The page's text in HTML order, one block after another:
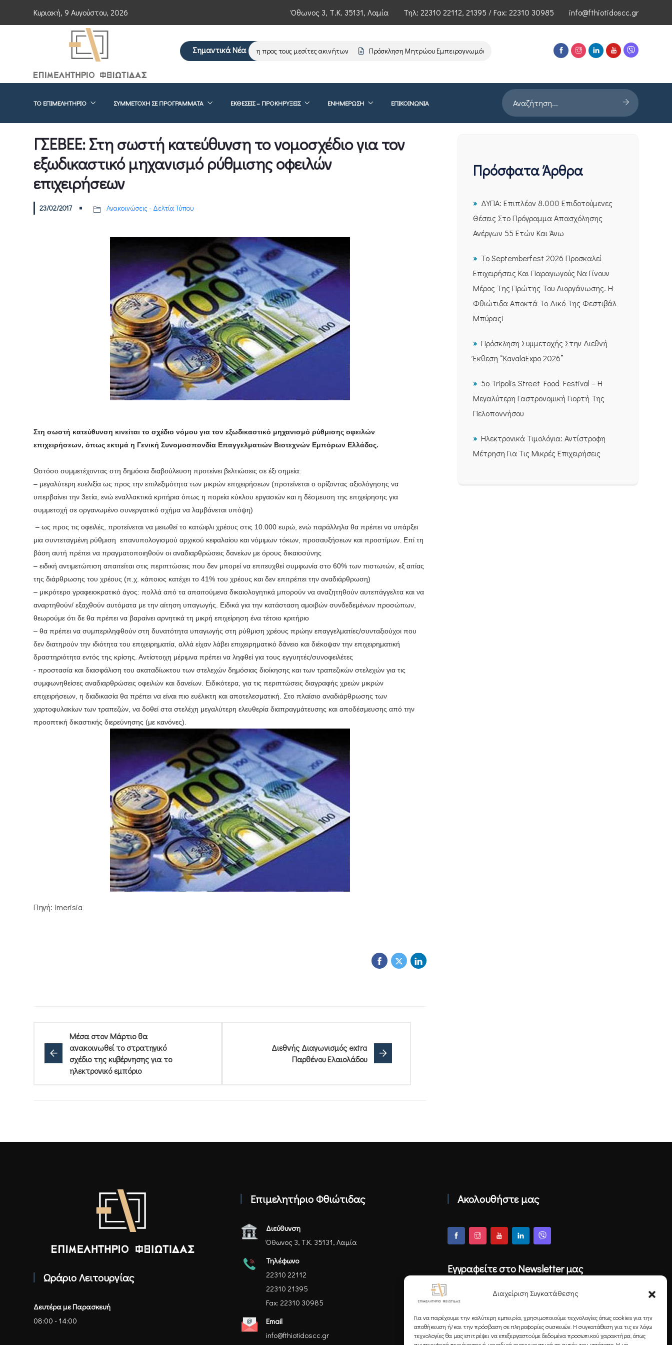
Διαχείριση Συγκατάθεσης
Για να παρέχουμε την καλύτερη εμπειρία, χρησιμοποιούμε τεχνολογίες όπως cookies για την
αποθήκευση ή/και την πρόσβαση σε πληροφορίες συσκευών. Η συγκατάθεση για τις εν λόγω
τεχνολογίες θα μας επιτρέψει να επεξεργαστούμε δεδομένα προσωπικού χαρακτήρα, όπως
Κυριακή, 9 Αυγούστου, 2026 Όθωνος 3, Τ.Κ. 35131, Λαμία Τηλ: 22310 22112, 21395 / Fax: 22310 30985 info@fthiotidoscc.gr
Σημαντικά Νέα
Επείγουσα ενημέρωση προς τους μεσίτες ακινήτων Πρόσκληση Μητρώου Εμπειρογνωμόνων Τεχνολογιών Αιχμής του ΕΦΕΠΑΕ Παρουσίαση Έρευνας
ΤΟ ΕΠΙΜΕΛΗΤΉΡΙΟ ΣΥΜΜΕΤΟΧΉ ΣΕ ΠΡΟΓΡΆΜΜΑΤΑ ΕΚΘΕΣΕΙΣ – ΠΡΟΚΗΡΥΞΕΙΣ ΕΝΗΜΈΡΩΣΗ ΕΠΙΚΟΙΝΩΝΊΑ
ΓΣΕΒΕΕ: Στη σωστή κατεύθυνση το νομοσχέδιο για τον
εξωδικαστικό μηχανισμό ρύθμισης οφειλών
επιχειρήσεων
23/02/2017 Ανακοινώσεις - Δελτία Τύπου
Στη σωστή κατεύθυνση κινείται το σχέδιο νόμου για τον εξωδικαστικό μηχανισμό ρύθμισης οφειλών
επιχειρήσεων, όπως εκτιμά η Γενική Συνομοσπονδία Επαγγελματιών Βιοτεχνών Εμπόρων Ελλάδος.
Ωστόσο συμμετέχοντας στη δημόσια διαβούλευση προτείνει βελτιώσεις σε έξι σημεία:
– μεγαλύτερη ευελιξία ως προς την επιλεξιμότητα των μικρών επιχειρήσεων (προτείνεται ο ορίζοντας αξιολόγησης να
υπερβαίνει την 3ετία, ενώ εναλλακτικά κριτήρια όπως η πορεία κύκλου εργασιών και η δέσμευση της επιχείρησης για
συμμετοχή σε οργανωμένο συνεργατικό σχήμα να λαμβάνεται υπόψη)
– ως προς τις οφειλές, προτείνεται να μειωθεί το κατώφλι χρέους στις 10.000 ευρώ, ενώ παράλληλα θα πρέπει‭‬ να ‭‬υπάρξει‭‬
μια ‬συντεταγμένη ρύθμιση‭ ‬ επανυπολογισμού‭ ‬αρχικού‭ ‬κεφαλαίου‭‭ ‬και ‬νόμιμων τόκων,‭ ‬προσαυξήσεων και προστίμων. Επί‭ ‬τη‭
βάση‭ ‬αυτή πρέπει‭ ‬να πραγματοποιηθούν οι αναδιαρθρώσεις δανείων με όρους δικαιοσύνης
– ειδική αντιμετώπιση απαιτείται στις περιπτώσεις που δεν μπορεί να επιτευχθεί συμφωνία στο 60% των πιστωτών, εξ αιτίας
της διάρθρωσης του χρέους (π.χ. κάποιος κατέχει το 41% του χρέους και δεν επιτρέπει την αναδιάρθρωση)
– μικρότερο γραφειοκρατικό άγος: πολλά ‬από τα απαιτούμενα δικαιολογητικά‭ ‬μπορούν να αναζητηθούν αυτεπάγγελτα και να
αναρτηθούν/ εξαχθούν αυτόματα με την αίτηση υπαγωγής. Ειδικά για‭ την κατάσταση αμοιβών συνδεδεμένων προσώπων,‭
‬θεωρούμε‭ ότι‭ ‬δε‭ ‬θα‭ πρέπει να βαραίνει αρνητικά τη μικρή επιχείρηση ένα τέτοιο κριτήριο
– θα πρέπει να συμπεριληφθούν στη‭ δυνατότητα υπαγωγής στη ρύθμιση χρέους‭ ‬πρώην επαγγελματίες/‭συνταξιούχοι που
δεν‭ ‬διατηρούν την‭‬ ιδιότητα του επιχειρηματία,‭ αλλά‭ ‬είχαν ‭‬λάβει επιχειρηματικό δάνειο και διέκοψαν την επιχειρηματική
δραστηριότητα εντός της κρίσης. Αντίστοιχη μέριμνα πρέπει να ληφθεί για τους εγγυητές/συνοφειλέτες
-‬ ‭‬προστασία‭ ‭και‭ ‬‭διασφάλιση‭ ‬του‭‬ ακαταδίωκτου‭ των‭ ‬στελεχών‭ δημόσιας‭ ‬διοίκησης και‭‬ ‭των τραπεζικών στελεχών για τις
συμφωνηθείσες αναδιαρθρώσεις οφειλών και δανείων. Ειδικότερα, για τις περιπτώσεις διαγραφής χρεών μικρών
επιχειρήσεων, η διαδικασία θα πρέπει να είναι πιο ευέλικτη και αποτελεσματική. Στο πλαίσιο αναδιάρθρωσης των
χαρτοφυλακίων των τραπεζών, να δοθεί στα ‬στελέχη μεγαλύτερη ελευθερία διαπραγμάτευσης και απoδέσμευσης από την
προοπτική δικαστικής διερεύνησης (με κανόνες).
Πηγή: imerisia
Μέσα στον Μάρτιο θα
ανακοινωθεί το στρατηγικό
σχέδιο της κυβέρνησης για το
ηλεκτρονικό εμπόριο
Διεθνής Διαγωνισμός extra
Παρθένου Ελαιολάδου
Πρόσφατα Άρθρα
ΔΥΠΑ: Επιπλέον 8.000 Επιδοτούμενες
Θέσεις Στο Πρόγραμμα Απασχόλησης
Ανέργων 55 Ετών Και Άνω
Το Septemberfest 2026 Προσκαλεί
Επιχειρήσεις Και Παραγωγούς Να Γίνουν
Μέρος Της Πρώτης Του Διοργάνωσης. Η
Φθιώτιδα Αποκτά Το Δικό Της Φεστιβάλ
Μπύρας!
Πρόσκληση Συμμετοχής Στην Διεθνή
Έκθεση “KavalaExpo 2026”
5ο Tripolis Street Food Festival – Η
Μεγαλύτερη Γαστρονομική Γιορτή Της
Πελοποννήσου
Ηλεκτρονικά Τιμολόγια: Αντίστροφη
Μέτρηση Για Τις Μικρές Επιχειρήσεις
Ωράριο Λειτουργίας
Δευτέρα με Παρασκευή
08:00 - 14:00
Επιμελητήριο Φθιώτιδας
Διεύθυνση
Όθωνος 3, Τ.Κ. 35131, Λαμία
Τηλέφωνο
22310 22112
22310 21395
Fax: 22310 30985
Email
info@fthiotidoscc.gr
Ακολουθήστε μας
Εγγραφείτε στο Newsletter μας
Εγγραφή